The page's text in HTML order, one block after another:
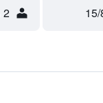
2 من الضيوف، غرفة واحدة